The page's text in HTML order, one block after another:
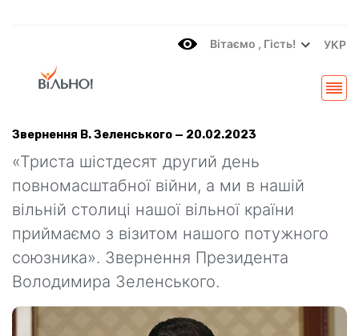
Вітаємo , Гість! УКР
Звернення В. Зеленського — 20.02.2023
«Триста шістдесят другий день
повномасштабної війни, а ми в нашій
вільній столиці нашої вільної країни
приймаємо з візитом нашого потужного
союзника». Звернення Президента
Володимира Зеленського.